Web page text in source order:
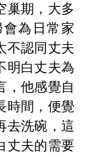
巢期，大多
為日常家
不認同丈夫
明白丈夫為
，他感覺自
時間，便覺
去洗碗，這
丈夫的需要